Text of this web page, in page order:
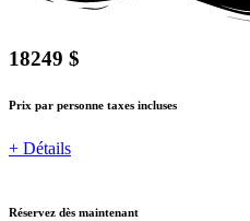
18249 $
Prix par personne taxes incluses
+ Détails
Réservez dès maintenant